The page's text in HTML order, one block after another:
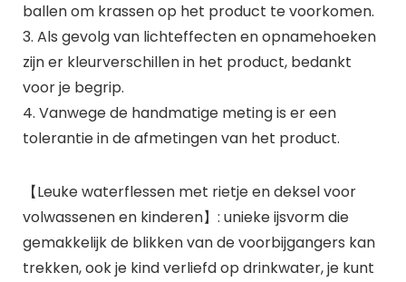
ballen om krassen op het product te voorkomen.
3. Als gevolg van lichteffecten en opnamehoeken
zijn er kleurverschillen in het product, bedankt
voor je begrip.
4. Vanwege de handmatige meting is er een
tolerantie in de afmetingen van het product.
【Leuke waterflessen met rietje en deksel voor
volwassenen en kinderen】: unieke ijsvorm die
gemakkelijk de blikken van de voorbijgangers kan
trekken, ook je kind verliefd op drinkwater, je kunt